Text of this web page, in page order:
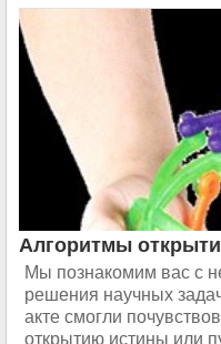
Алгоритмы
Мы познакомим вас с
решения научных
акте смогли
открытию истины или